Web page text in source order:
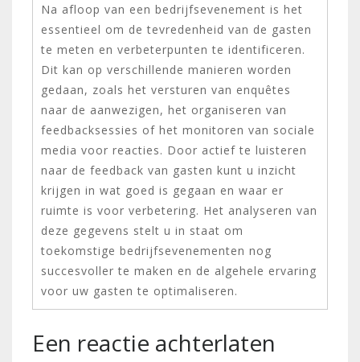
Na afloop van een bedrijfsevenement is het
essentieel om de tevredenheid van de gasten
te meten en verbeterpunten te identificeren.
Dit kan op verschillende manieren worden
gedaan, zoals het versturen van enquêtes
naar de aanwezigen, het organiseren van
feedbacksessies of het monitoren van sociale
media voor reacties. Door actief te luisteren
naar de feedback van gasten kunt u inzicht
krijgen in wat goed is gegaan en waar er
ruimte is voor verbetering. Het analyseren van
deze gegevens stelt u in staat om
toekomstige bedrijfsevenementen nog
succesvoller te maken en de algehele ervaring
voor uw gasten te optimaliseren.
Een reactie achterlaten